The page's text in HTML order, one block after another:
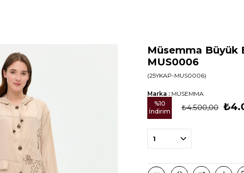
Müsemma Büyük
MUS0006
(25YKAP-MUS0006)
Marka : MÜSEMMA
%10
İndirim
₺4.500,00